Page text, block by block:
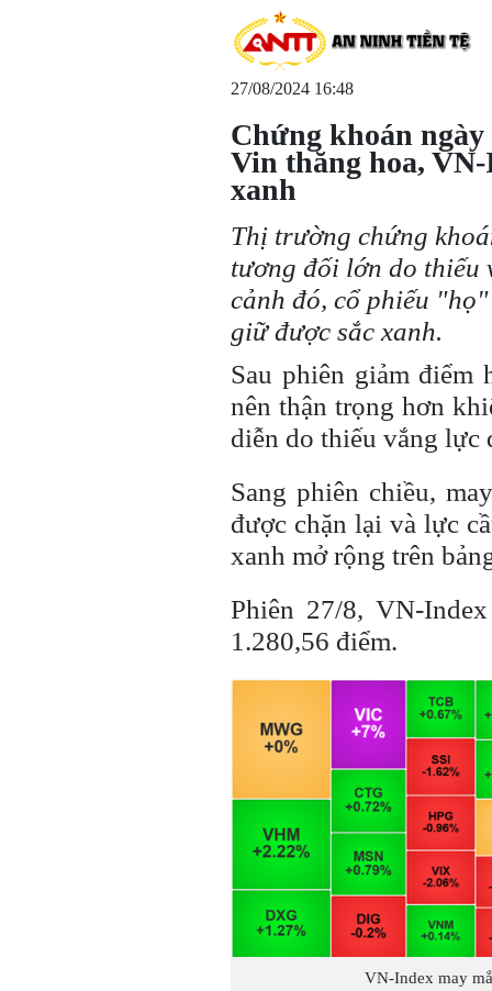
27/08/2024 16:48
Chứng khoán
Vin thăng hoa,
xanh
Thị trường chứng
tương đối lớn do thiếu
cảnh đó, cổ phiếu
giữ được sắc xanh.
Sau phiên giảm điểm
nên thận trọng hơn
diễn do thiếu vắng lực
Sang phiên chiều,
được chặn lại và lực
xanh mở rộng trên
Phiên 27/8, VN-
1.280,56 điểm.
VN-Index may